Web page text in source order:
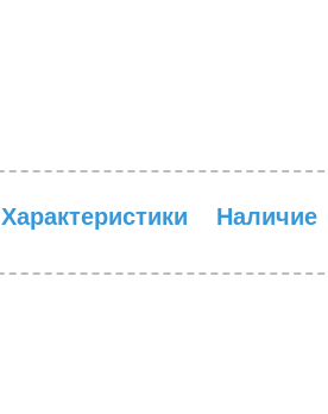
Характеристики Наличие